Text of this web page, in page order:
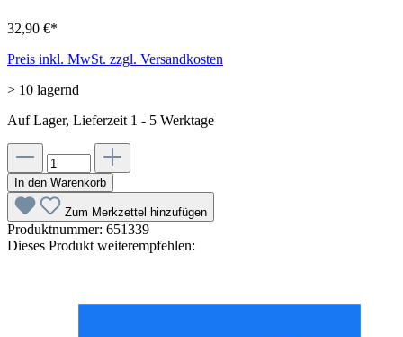
32,90 €*
Preis inkl. MwSt. zzgl. Versandkosten
> 10 lagernd
Auf Lager, Lieferzeit 1 - 5 Werktage
In den Warenkorb
Zum Merkzettel hinzufügen
Produktnummer: 651339
Dieses Produkt weiterempfehlen: